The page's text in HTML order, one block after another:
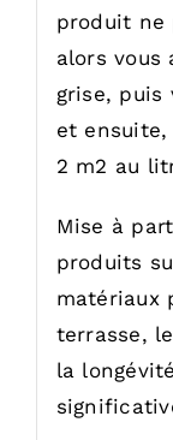
produit ne
alors vous
grise, puis
et
2 m2 au
Mise à
produits
matériaux
terrasse,
la